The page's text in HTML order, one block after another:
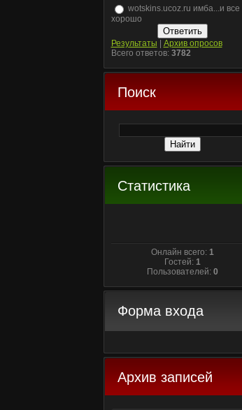
wotskins.ucoz.ru имба...и все
хорошо
Результаты
Архив опросов
Всего ответов: 3782
Поиск
Статистика
Онлайн всего: 1
Гостей: 1
Пользователей: 0
Форма входа
Архив записей